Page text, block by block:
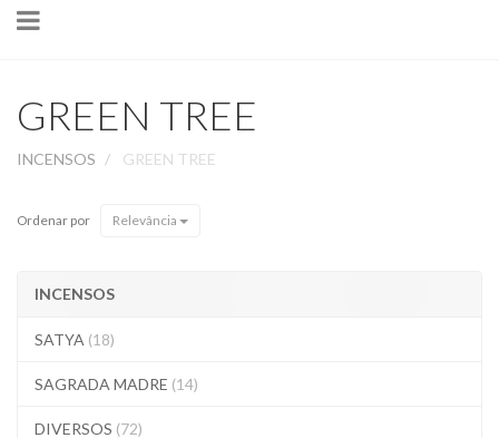
Toggle
GREEN TREE
INCENSOS GREEN TREE
Ordenar por Relevância
INCENSOS
SATYA (18)
SAGRADA MADRE (14)
DIVERSOS (72)